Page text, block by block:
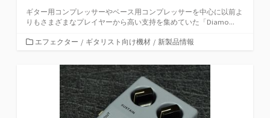
ギター用コンプレッサーやベース用コンプレッサーを中心に以前よ
りもさまざまなプレイヤーから高い支持を集めていた「Diamo...
カエフェクター / ギタリスト向け機材 / 新製品情報